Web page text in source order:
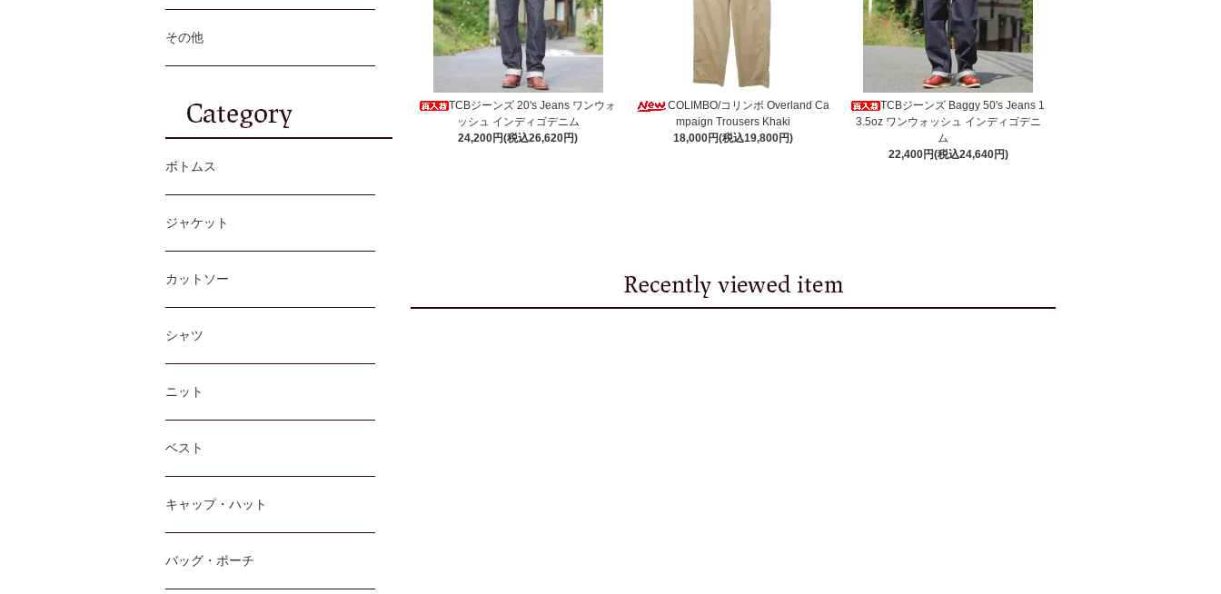
TCBジーンズ 20's Jeans ワンウォ
ッシュ インディゴデニム
24,200円(税込26,620円)
COLIMBO/コリンボ Overland Ca
mpaign Trousers Khaki
18,000円(税込19,800円)
TCBジーンズ Baggy 50's Jeans 1
3.5oz ワンウォッシュ インディゴデニ
ム
22,400円(税込24,640円)
その他
ボトムス
ジャケット
カットソー
シャツ
ニット
ベスト
キャップ・ハット
バッグ・ポーチ